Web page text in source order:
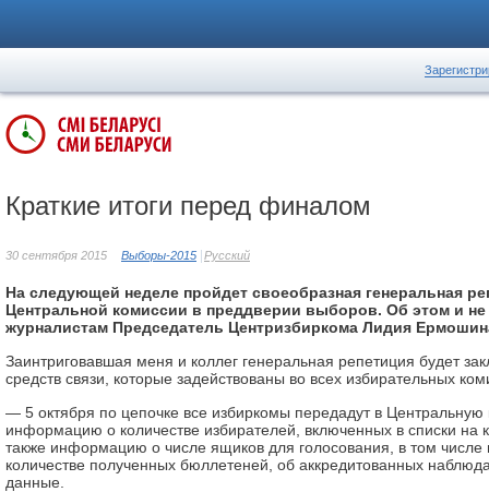
Краткие итоги перед финалом
30 сентября 2015 Выборы-2015 Русский
На следующей неделе пройдет своеобразная генеральная
Центральной комиссии в преддверии выборов. Об этом и не
журналистам Председатель Центризбиркома Лидия
Заинтриговавшая меня и коллег генеральная репетиция будет
средств связи, которые задействованы во всех избирательных
— 5 октября по цепочке все избиркомы передадут в
информацию о количестве избирателей, включенных в списки на
также информацию о числе ящиков для голосования, в том числе
количестве полученных бюллетеней, об аккредитованных
данные.